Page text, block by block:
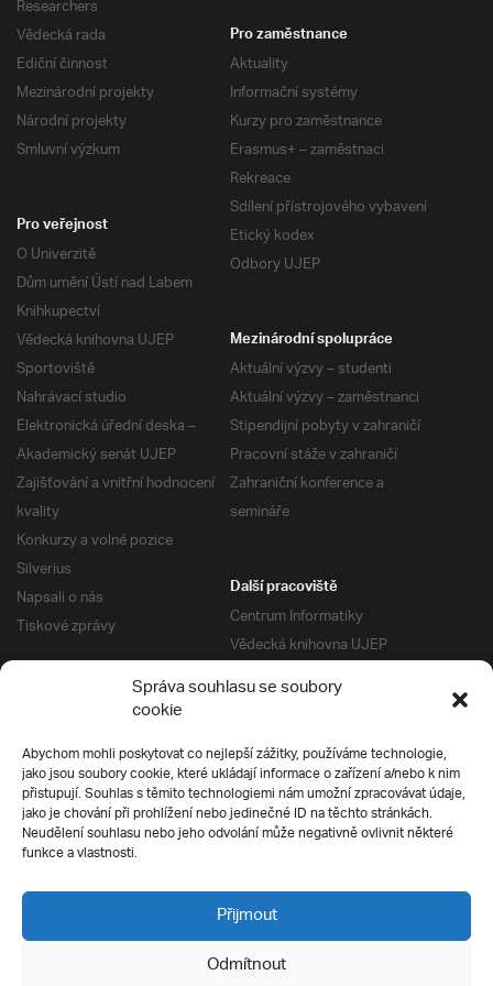
Správa souhlasu se soubory
cookie
Abychom mohli poskytovat co nejlepší zážitky, používáme technologie,
jako jsou soubory cookie, které ukládají informace o zařízení a/nebo k nim
přistupují. Souhlas s těmito technologiemi nám umožní zpracovávat údaje,
jako je chování při prohlížení nebo jedinečné ID na těchto stránkách.
Neudělení souhlasu nebo jeho odvolání může negativně ovlivnit některé
funkce a vlastnosti.
Přijmout
Odmítnout
Researchers
Vědecká rada
Ediční činnost
Mezinárodní projekty
Národní projekty
Smluvní výzkum
Pro zaměstnance
Aktuality
Informační systémy
Kurzy pro zaměstnance
Erasmus+ – zaměstnaci
Rekreace
Sdílení přístrojového vybavení
Etický kodex
Odbory UJEP
Pro veřejnost
O Univerzitě
Dům umění Ústí nad Labem
Knihkupectví
Vědecká knihovna UJEP
Sportoviště
Nahrávací studio
Elektronická úřední deska –
Akademický senát UJEP
Zajišťování a vnitřní hodnocení
kvality
Konkurzy a volné pozice
Silverius
Napsali o nás
Tiskové zprávy
Mezinárodní spolupráce
Aktuální výzvy – studenti
Aktuální výzvy – zaměstnanci
Stipendijní pobyty v zahraničí
Pracovní stáže v zahraničí
Zahraniční konference a
semináře
Další pracoviště
Centrum Informatiky
Vědecká knihovna UJEP
Správa kolejí a menz
Univerzitní centrum podpory
Silverius
Pro uchazeče
Přijímací řízení
E-prihlaska
Přípravné kurzy
Ochrana soukromí